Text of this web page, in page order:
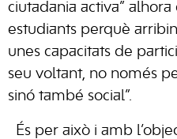
ciutadania activa”
estudiants perquè
unes capacitats de
seu voltant, no només
sinó també social”.
És per això i amb